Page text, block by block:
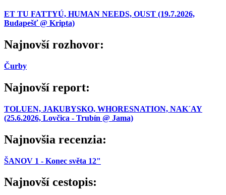
ET TU FATTYÚ, HUMAN NEEDS, OUST (19.7.2026,
Budapešť @ Kripta)
Najnovší rozhovor:
Čurby
Najnovší report:
TOLUEN, JAKUBYSKO, WHORESNATION, NAK´AY
(25.6.2026, Lovčica - Trubín @ Jama)
Najnovšia recenzia:
ŠANOV 1 - Konec světa 12"
Najnovší cestopis: